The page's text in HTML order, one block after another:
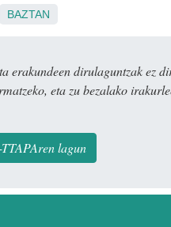
BAZTAN
erakundeen dirulaguntzak ez
eta zu bezalako
lagun